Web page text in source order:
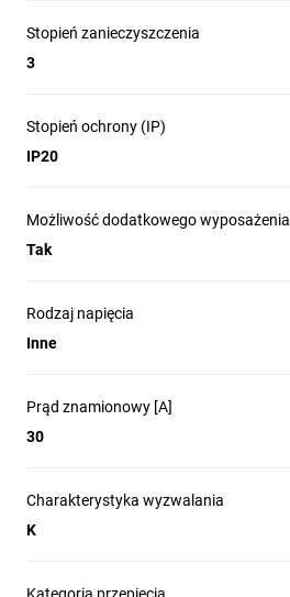
Stopień zanieczyszczenia
3
Stopień ochrony (IP)
IP20
Możliwość dodatkowego wyposażenia
Tak
Rodzaj napięcia
Inne
Prąd znamionowy [A]
30
Charakterystyka wyzwalania
K